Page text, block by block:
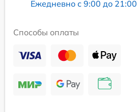
Ежедневно с 9:00 до 21:00
Способы оплаты